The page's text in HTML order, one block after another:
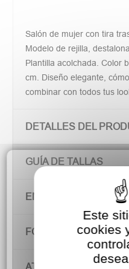
Salón de mujer con tira
Modelo de rejilla,
Plantilla acolchada. Color
cm. Diseño elegante,
combinar con todos tus
DETALLES DEL
GUÍA DE TALLAS
ENVÍOS Y
FORMAS DE PAGO
ATENCIÓN AL
Este
cookies